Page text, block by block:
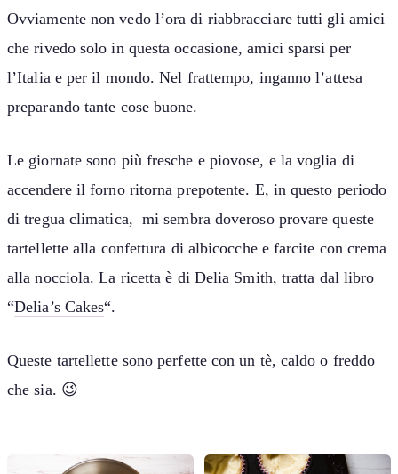
Ovviamente non vedo l’ora di riabbracciare tutti gli amici
che rivedo solo in questa occasione, amici sparsi per
l’Italia e per il mondo. Nel frattempo, inganno l’attesa
preparando tante cose buone.
Le giornate sono più fresche e piovose, e la voglia di
accendere il forno ritorna prepotente. E, in questo periodo
di tregua climatica, mi sembra doveroso provare queste
tartellette alla confettura di albicocche e farcite con crema
alla nocciola. La ricetta è di Delia Smith, tratta dal libro
“Delia’s Cakes“.
Queste tartellette sono perfette con un tè, caldo o freddo
che sia. 😉